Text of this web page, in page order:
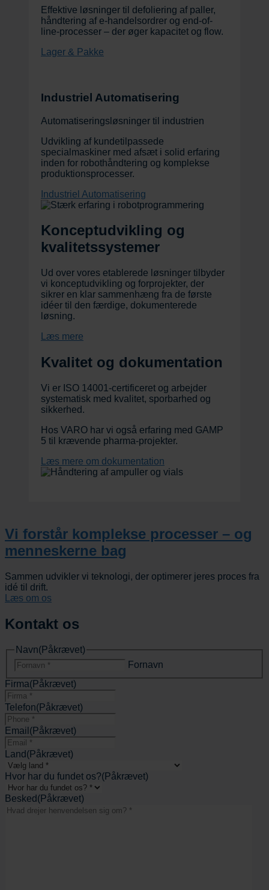
Effektive løsninger til defoliering af paller,
håndtering af e-handelsordrer og end-of-
line-processer – der øger kapacitet og flow.
Lager & Pakke
Industriel Automatisering
Automatiseringsløsninger til industrien
Udvikling af kundetilpassede
specialmaskiner med afsæt i solid erfaring
inden for robothåndtering og komplekse
produktionsprocesser.
Industriel Automatisering
Konceptudvikling og
kvalitetssystemer
Ud over vores etablerede løsninger tilbyder
vi konceptudvikling og forprojekter, der
sikrer en klar sammenhæng fra de første
idéer til den færdige, dokumenterede
løsning.
Læs mere
Kvalitet og dokumentation
Vi er ISO 14001-certificeret og arbejder
systematisk med kvalitet, sporbarhed og
sikkerhed.
Hos VARO har vi også erfaring med GAMP
5 til krævende pharma-projekter.
Læs mere om dokumentation
Vi forstår komplekse processer – og
menneskerne bag
Sammen udvikler vi teknologi, der optimerer jeres proces fra
idé til drift.
Læs om os
Kontakt os
Navn(Påkrævet)
Fornavn
Firma(Påkrævet)
Telefon(Påkrævet)
Email (Påkrævet)
Land (Påkrævet)
Hvor har du fundet os?(Påkrævet)
Besked (Påkrævet)